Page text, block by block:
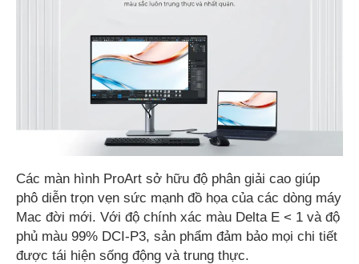
Các màn hình ProArt sở hữu độ phân giải cao giúp
phô diễn trọn vẹn sức mạnh đồ họa của các dòng máy
Mac đời mới. Với độ chính xác màu Delta E < 1 và độ
phủ màu 99% DCI-P3, sản phẩm đảm bảo mọi chi tiết
được tái hiện sống động và trung thực.